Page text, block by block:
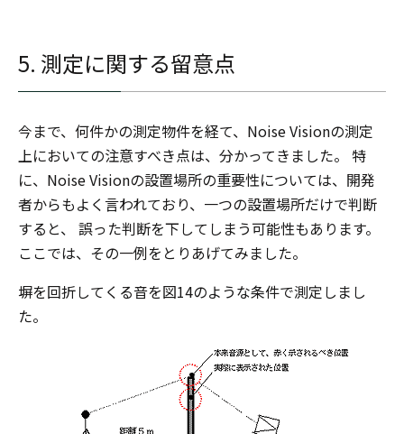
5. 測定に関する留意点
今まで、何件かの測定物件を経て、Noise Visionの測定
上においての注意すべき点は、分かってきました。 特
に、Noise Visionの設置場所の重要性については、開発
者からもよく言われており、一つの設置場所だけで判断
すると、 誤った判断を下してしまう可能性もあります。
ここでは、その一例をとりあげてみました。
塀を回折してくる音を図14のような条件で測定しまし
た。